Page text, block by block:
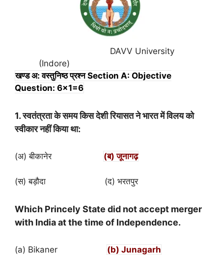
DAVV University
(Indore)
खण्ड अ: वस्तुनिष्ठ प्रश्न Section A: Objective
Question: 6×1=6
1. स्वतंत्रता के समय किस देशी रियासत ने भारत में विलय को
स्वीकार नहीं किया था:
(अ) बीकानेर (ब) जूनागढ़
(स) बड़ौदा (द) भरतपुर
Which Princely State did not accept merger
with India at the time of Independence.
(a) Bikaner (b) Junagarh